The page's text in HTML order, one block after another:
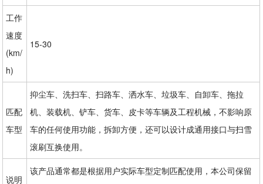
工作
速度
(km/
h)
15-30
匹配
车型
抑尘车、洗扫车、扫路车、洒水车、垃圾车、自卸车、拖拉
机、装载机、铲车、货车、皮卡等车辆及工程机械，不影响原
车的任何使用功能，拆卸方便，还可以设计成通用接口与扫雪
滚刷互换使用。
说明
该产品通常都是根据用户实际车型定制匹配使用，本公司保留